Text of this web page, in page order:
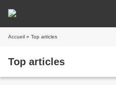
Accueil » Top articles
Top articles